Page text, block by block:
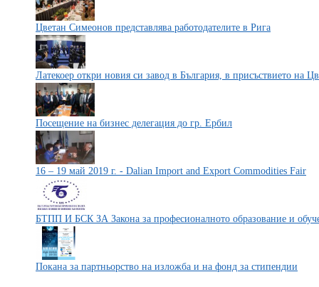
Цветан Симеонов представлява работодателите в Рига
Латекоер откри новия си завод в България, в присъствието на
Посещение на бизнес делегация до гр. Ербил
16 – 19 май 2019 г. - Dalian Import and Export Commodities Fair
БТПП И БСК ЗА Закона за професионалното образование и
Покана за партньорство на изложба и на фонд за стипендии